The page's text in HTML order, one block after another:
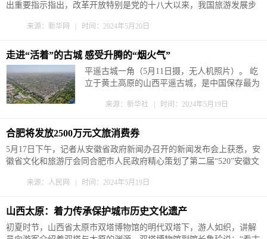
出重要指示指出，改革开放特别是党的十八大以来，我国旅游发展步
主要目的地，旅游业从小到大、由弱渐强，日益成为新兴的战略性支
条...
来源：新华网 | 时间：2024年5月20日
走进“活着”的古城 感受升腾的“烟火气”
平遥古城一角（5月11日摄，无人机照片）。 屹
立于黄土高原的山西平遥古城，是中国保存最为
公里的古城内保存着300余处文物、近4000处传
常生活中活态传承。1997年，它开创了中国以整
座古城列入世界文化遗产的先河。 斑驳的老城
门、深...
来源：新华社 | 时间：2024年5月19日
合肥将发放2500万元文旅消费券
5月17日下午，记者从安徽省政府新闻办召开的新闻发布会上获悉，安
徽省文化和旅游厅会同合肥市人民政府精心策划了第二届“520”安徽文
间，合肥将发放2500万元文旅消费券，是合肥市启动文旅消费惠民工
来源：人民网 | 时间：2024年5月19日
山西太原：着力传承保护城市历史文化遗产
初夏时节，山西省太原市双塔博物馆的明代双塔下，游人如织，讲解